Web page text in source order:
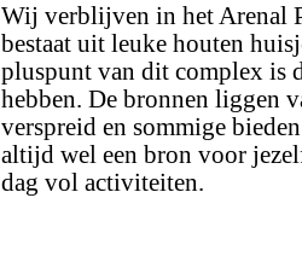
Wij verblijven in het Arenal
bestaat uit leuke houten
pluspunt van dit complex is
hebben. De bronnen liggen
verspreid en sommige
altijd wel een bron voor
dag vol activiteiten.